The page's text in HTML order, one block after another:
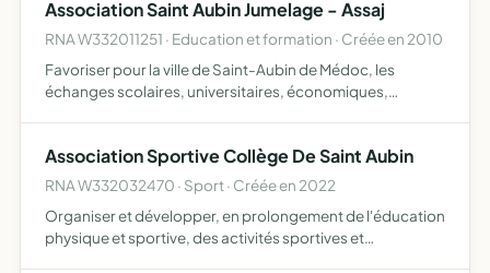
Association Saint Aubin Jumelage - Assaj
RNA W332011251 · Education et formation · Créée en 2010
Favoriser pour la ville de Saint-Aubin de Médoc, les
échanges scolaires, universitaires, économiques,
Association Sportive Collège De Saint Aubin
RNA W332032470 · Sport · Créée en 2022
Organiser et développer, en prolongement de l'éducation
physique et sportive, des activités sportives et